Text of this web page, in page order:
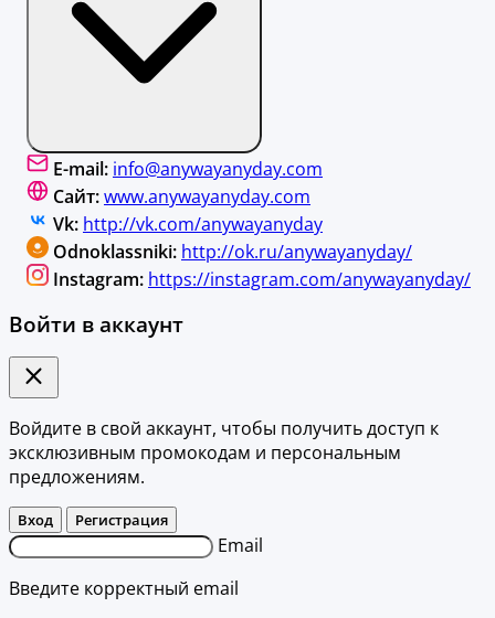
E-mail: info@anywayanyday.com
Сайт:www.anywayanyday.com
Vk: http://vk.com/anywayanyday
Odnoklassniki: http://ok.ru/anywayanyday/
Instagram: https://instagram.com/anywayanyday/
Войти в аккаунт
Войдите в свой аккаунт, чтобы получить доступ к
эксклюзивным промокодам и персональным
предложениям.
Вход Регистрация
Email
Введите корректный email